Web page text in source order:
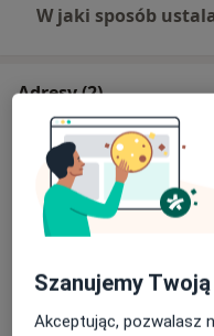
W jaki sposób
Adresy (2)
Adres 1 Adres 2
AmiCare
Szanujemy
Akceptując, pozwalasz